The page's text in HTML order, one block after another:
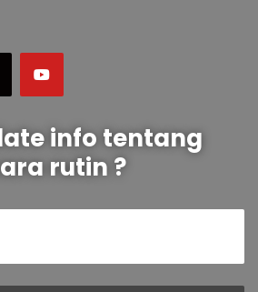
info tentang
rutin ?